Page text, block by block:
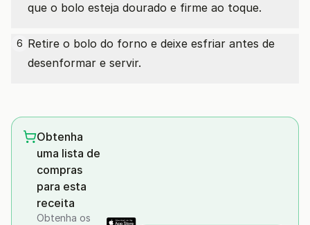
que o bolo esteja dourado e firme ao toque.
6 Retire o bolo do forno e deixe esfriar antes de
desenformar e servir.
Obtenha
uma lista de
compras
para esta
receita
Obtenha os